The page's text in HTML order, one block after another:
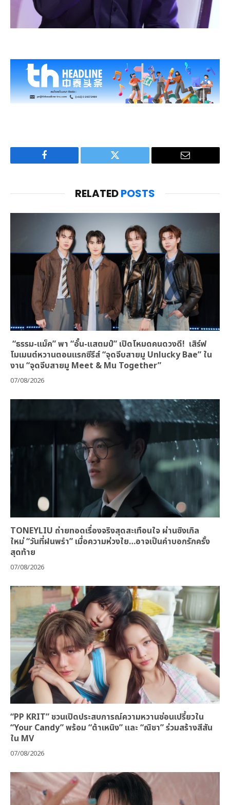
Facebook Twitter Email
RELATEDPOSTS
“ธรรม-แม็ค” พา “อั๋น-แสตมป์” เปิดโหมดคนดวงดี! เสิร์ฟ
โมเมนต์หวานตอนแรกซีรีส์ “จุดจีบสายมู Unlucky Bae” ใน
งาน “จุดจีบสายมู Meet & Mu Together”
07/08/2026
TONEYLIU ถ่ายทอดเรื่องจริงสุดสะเทือนใจ ผ่านซิงเกิล
ใหม่ “วันที่ฝนพรำ” เมื่อความห่วงใย…อาจเป็นคำบอกรักครั้ง
สุดท้าย
07/08/2026
“PP KRIT” ชวนเปิดประสบการณ์ความหวานซ่อนเปรี้ยวใน
“Your Candy” พร้อม “ต้าเหนิง” และ “ณิชา” ร่วมสร้างสีสัน
ใน MV
07/08/2026